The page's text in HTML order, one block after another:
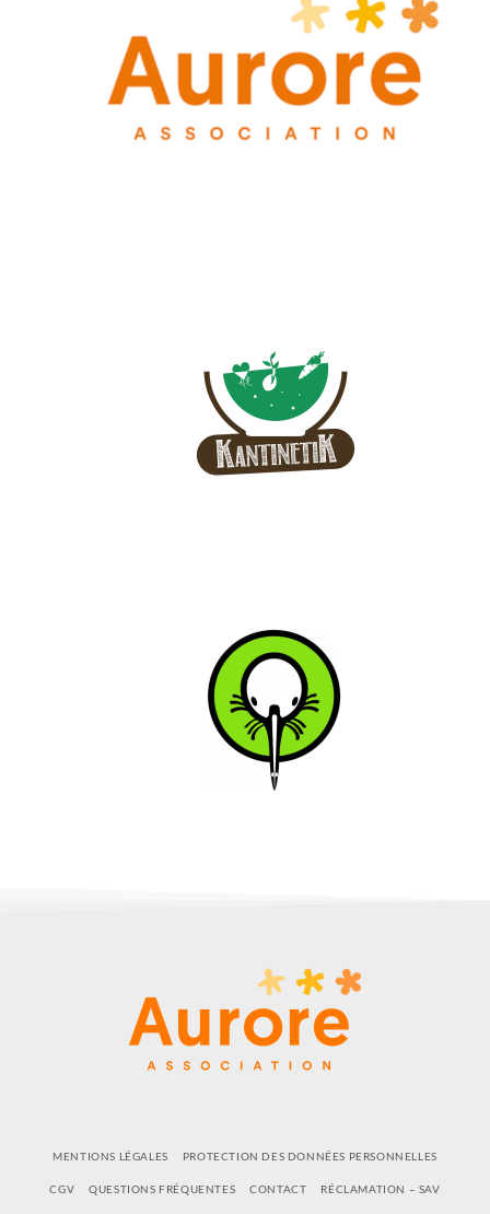
MENTIONS LÉGALES PROTECTION DES DONNÉES PERSONNELLES
CGV QUESTIONS FRÉQUENTES CONTACT RÉCLAMATION – SAV